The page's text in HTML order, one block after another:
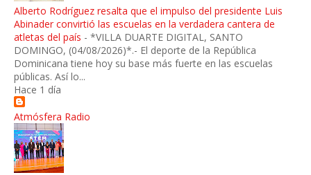
Alberto Rodríguez resalta que el impulso del presidente Luis
Abinader convirtió las escuelas en la verdadera cantera de
atletas del país - *VILLA DUARTE DIGITAL, SANTO
DOMINGO, (04/08/2026)*.- El deporte de la República
Dominicana tiene hoy su base más fuerte en las escuelas
públicas. Así lo...
Hace 1 día
Atmósfera Radio